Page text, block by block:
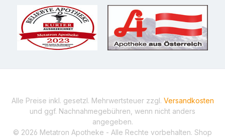
Alle Preise inkl. gesetzl. Mehrwertsteuer zzgl. Versandkosten
und ggf. Nachnahmegebühren, wenn nicht anders
angegeben.
© 2026 Metatron Apotheke - Alle Rechte vorbehalten. Shop